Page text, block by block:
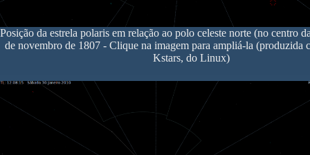
Posição da estrela polaris em relação ao polo celeste norte (no centro
de novembro de 1807 - Clique na imagem para ampliá-la (produzida
Kstars, do Linux)